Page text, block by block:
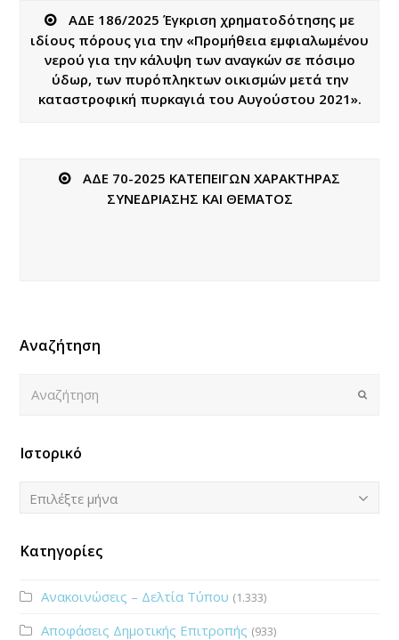
ΑΔΕ 186/2025 Έγκριση χρηματοδότησης με
ιδίους πόρους για την «Προμήθεια εμφιαλωμένου
νερού για την κάλυψη των αναγκών σε πόσιμο
ύδωρ, των πυρόπληκτων οικισμών μετά την
καταστροφική πυρκαγιά του Αυγούστου 2021».
ΑΔΕ 70-2025 ΚΑΤΕΠΕΙΓΩΝ ΧΑΡΑΚΤΗΡΑΣ
ΣΥΝΕΔΡΙΑΣΗΣ ΚΑΙ ΘΕΜΑΤΟΣ
Αναζήτηση
Submit
Ιστορικό
Ιστορικό
Επιλέξτε μήνα
Κατηγορίες
Ανακοινώσεις – Δελτία Τύπου (1.333)
Αποφάσεις Δημοτικής Επιτροπής (933)